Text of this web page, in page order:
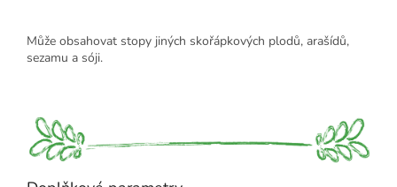
Může obsahovat stopy jiných skořápkových plodů, arašídů,
sezamu a sóji.